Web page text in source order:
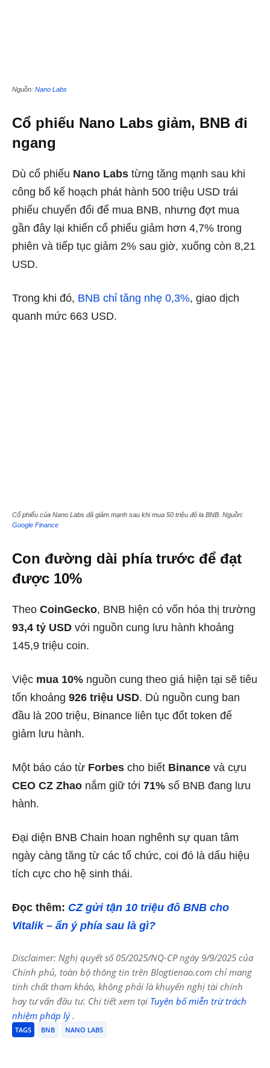
Nguồn: Nano Labs
Cổ phiếu Nano Labs giảm, BNB đi
ngang
Dù cổ phiếu Nano Labs từng tăng mạnh sau khi
công bố kế hoạch phát hành 500 triệu USD trái
phiếu chuyển đổi để mua BNB, nhưng đợt mua
gần đây lại khiến cổ phiếu giảm hơn 4,7% trong
phiên và tiếp tục giảm 2% sau giờ, xuống còn 8,21
USD.
Trong khi đó, BNB chỉ tăng nhẹ 0,3%, giao dịch
quanh mức 663 USD.
Cổ phiếu của Nano Labs đã giảm mạnh sau khi mua 50 triệu đô la BNB. Nguồn:
Google Finance
Con đường dài phía trước để đạt
được 10%
Theo CoinGecko, BNB hiện có vốn hóa thị trường
93,4 tỷ USD với nguồn cung lưu hành khoảng
145,9 triệu coin.
Việc mua 10% nguồn cung theo giá hiện tại sẽ tiêu
tốn khoảng 926 triệu USD. Dù nguồn cung ban
đầu là 200 triệu, Binance liên tục đốt token để
giảm lưu hành.
Một báo cáo từ Forbes cho biết Binance và cựu
CEO CZ Zhao nắm giữ tới 71% số BNB đang lưu
hành.
Đại diện BNB Chain hoan nghênh sự quan tâm
ngày càng tăng từ các tổ chức, coi đó là dấu hiệu
tích cực cho hệ sinh thái.
Đọc thêm: CZ gửi tận 10 triệu đô BNB cho
Vitalik – ẩn ý phía sau là gì?
Disclaimer: Nghị quyết số 05/2025/NQ-CP ngày 9/9/2025 của
Chính phủ, toàn bộ thông tin trên Blogtienao.com chỉ mang
tính chất tham khảo, không phải là khuyến nghị tài chính
hay tư vấn đầu tư. Chi tiết xem tại Tuyên bố miễn trừ trách
nhiệm pháp lý.
TAGS BNB NANO LABS